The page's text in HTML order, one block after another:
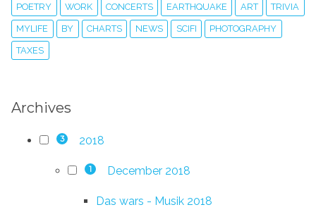
POETRY WORK CONCERTS EARTHQUAKE ART TRIVIA
MYLIFE BY CHARTS NEWS SCIFI PHOTOGRAPHY
TAXES
Archives
3 2018
1 December 2018
Das wars - Musik 2018